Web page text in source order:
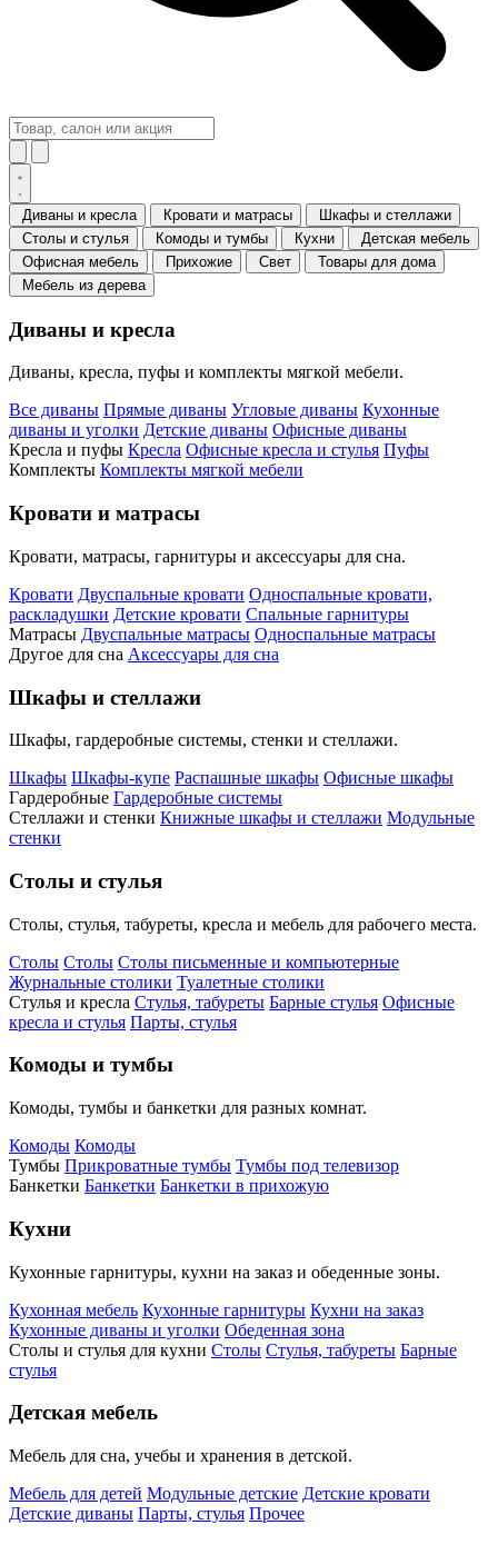
Диваны и кресла Кровати и матрасы
Шкафы и стеллажи
Столы и стулья
Комоды и тумбы Кухни
Детская мебель
Офисная мебель
Прихожие Свет
Товары для дома
Мебель из дерева
Диваны и кресла
Диваны, кресла, пуфы и комплекты мягкой мебели.
Все диваны Прямые диваны Угловые диваны Кухонные
диваны и уголки Детские диваны Офисные диваны
Кресла и пуфы Кресла Офисные кресла и стулья Пуфы
Комплекты Комплекты мягкой мебели
Кровати и матрасы
Кровати, матрасы, гарнитуры и аксессуары для сна.
Кровати Двуспальные кровати Односпальные кровати,
раскладушки Детские кровати Спальные гарнитуры
Матрасы Двуспальные матрасы Односпальные матрасы
Другое для сна Аксессуары для сна
Шкафы и стеллажи
Шкафы, гардеробные системы, стенки и стеллажи.
Шкафы Шкафы-купе Распашные шкафы Офисные шкафы
Гардеробные Гардеробные системы
Стеллажи и стенки Книжные шкафы и стеллажи Модульные
стенки
Столы и стулья
Столы, стулья, табуреты, кресла и мебель для рабочего места.
Столы Столы Столы письменные и компьютерные
Журнальные столики Туалетные столики
Стулья и кресла Стулья, табуреты Барные стулья Офисные
кресла и стулья Парты, стулья
Комоды и тумбы
Комоды, тумбы и банкетки для разных комнат.
Комоды Комоды
Тумбы Прикроватные тумбы Тумбы под телевизор
Банкетки Банкетки Банкетки в прихожую
Кухни
Кухонные гарнитуры, кухни на заказ и обеденные зоны.
Кухонная мебель Кухонные гарнитуры Кухни на заказ
Кухонные диваны и уголки Обеденная зона
Столы и стулья для кухни Столы Стулья, табуреты Барные
стулья
Детская мебель
Мебель для сна, учебы и хранения в детской.
Мебель для детей Модульные детские Детские кровати
Детские диваны Парты, стулья Прочее